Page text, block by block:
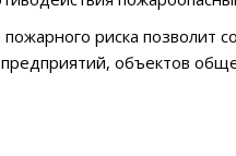
риска позволит
объектов